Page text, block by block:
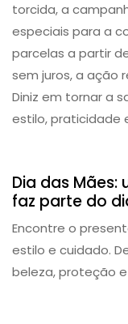
torcida, a
especiais para a
parcelas a partir
sem juros, a ação
Diniz em tornar a
estilo, praticidade
Dia das
faz parte do
Encontre o
estilo e cuidado.
beleza, proteção